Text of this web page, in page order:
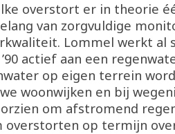
overstort er in theorie
van zorgvuldige
Lommel werkt al
actief aan een
op eigen terrein
woonwijken en bij
om afstromend
overstorten op termijn